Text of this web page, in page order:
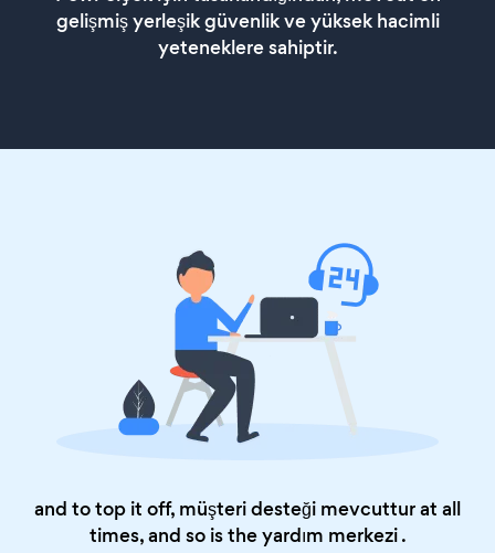
gelişmiş yerleşik güvenlik ve yüksek hacimli
yeteneklere sahiptir.
and to top it off, müşteri desteği mevcuttur at all
times, and so is theyardım merkezi.